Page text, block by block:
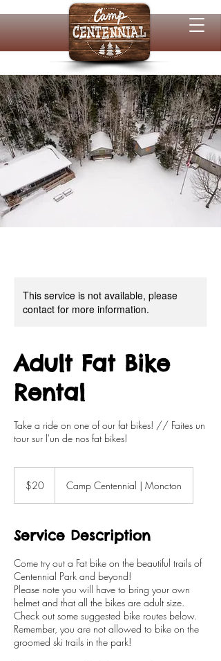
This service is not available, please
contact for more information.
Adult Fat Bike
Rental
Take a ride on one of our fat bikes! // Faites un
tour sur l'un de nos fat bikes!
dollars$20 Camp Centennial | Moncton
Service Description
Come try out a Fat bike on the beautiful trails of
Centennial Park and beyond!
Please note you will have to bring your own
helmet and that all the bikes are adult size.
Check out some suggested bike routes below.
Remember, you are not allowed to bike on the
groomed ski trails in the park!